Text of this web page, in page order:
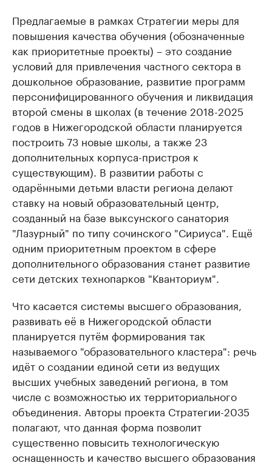
Предлагаемые в рамках Стратегии меры для
повышения качества обучения (обозначенные
как приоритетные проекты) – это создание
условий для привлечения частного сектора в
дошкольное образование, развитие программ
персонифицированного обучения и ликвидация
второй смены в школах (в течение 2018-2025
годов в Нижегородской области планируется
построить 73 новые школы, а также 23
дополнительных корпуса-пристроя к
существующим). В развитии работы с
одарёнными детьми власти региона делают
ставку на новый образовательный центр,
созданный на базе выксунского санатория
"Лазурный" по типу сочинского "Сириуса". Ещё
одним приоритетным проектом в сфере
дополнительного образования станет развитие
сети детских технопарков "Кванториум".
Что касается системы высшего образования,
развивать её в Нижегородской области
планируется путём формирования так
называемого "образовательного кластера": речь
идёт о создании единой сети из ведущих
высших учебных заведений региона, в том
числе с возможностью их территориального
объединения. Авторы проекта Стратегии-2035
полагают, что данная форма позволит
существенно повысить технологическую
оснащенность и качество высшего образования